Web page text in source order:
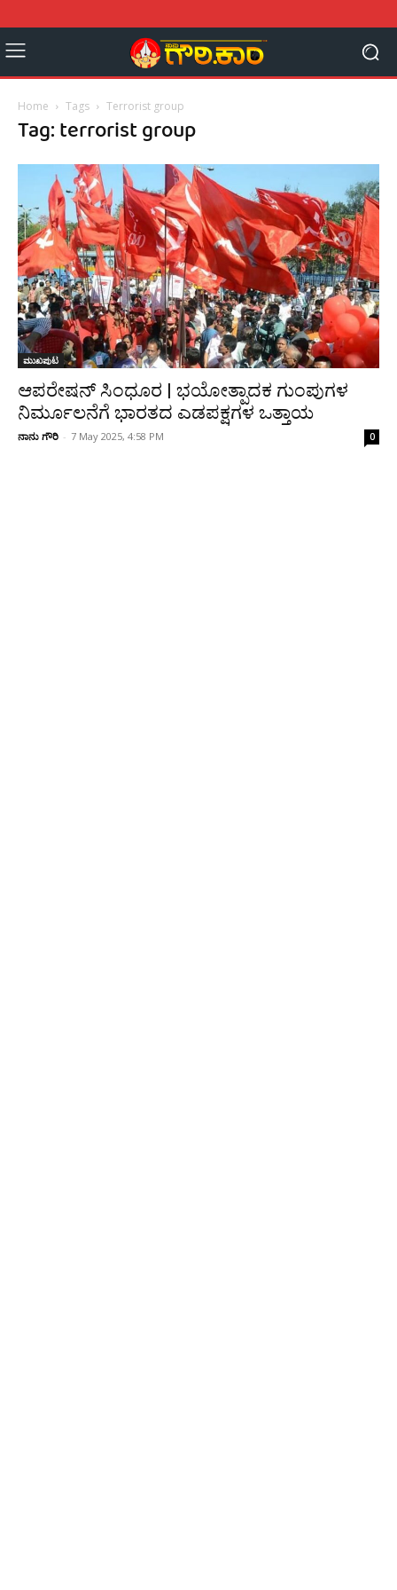
Home Tags Terrorist group
Tag: terrorist group
ಮುಖಪುಟ
ಆಪರೇಷನ್ ಸಿಂಧೂರ | ಭಯೋತ್ಪಾದಕ ಗುಂಪುಗಳ
ನಿರ್ಮೂಲನೆಗೆ ಭಾರತದ ಎಡಪಕ್ಷಗಳ ಒತ್ತಾಯ
ನಾನು ಗೌರಿ - 7 May 2025, 4:58 PM 0